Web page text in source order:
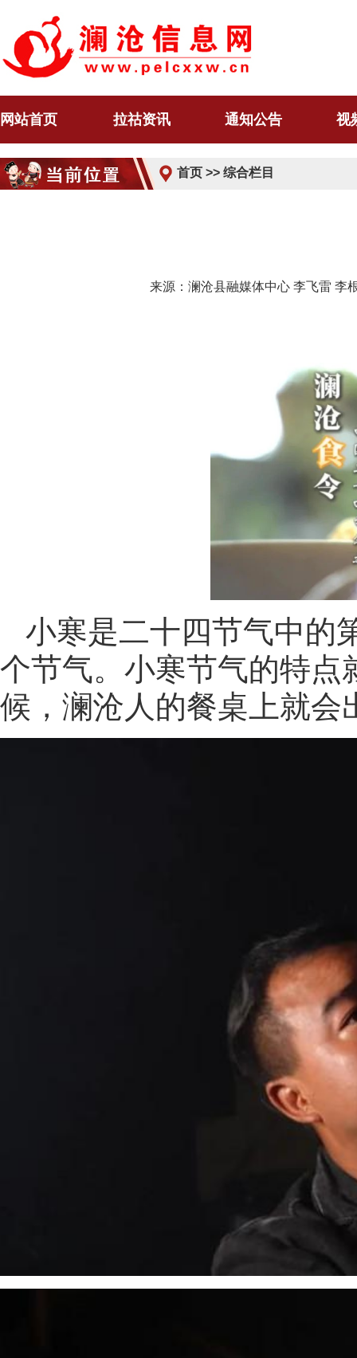
网站首页 拉祜资讯 通知公告 视
首页 >> 综合栏目
来源：澜沧县融媒体中心 李飞雷
小寒是二十四节气中的
个节气。小寒节气的特点
候，澜沧人的餐桌上就